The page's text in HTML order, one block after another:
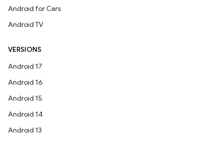
Android for Cars
Android TV
VERSIONS
Android 17
Android 16
Android 15
Android 14
Android 13